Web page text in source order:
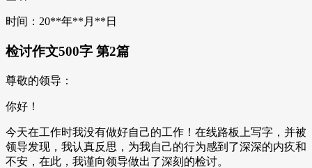
时间：20**年**月**日
检讨作文500字 第2篇
尊敬的领导：
你好！
今天在工作时我没有做好自己的工作！在线路板上写字，并被
领导发现，我认真反思，为我自己的行为感到了深深的内疚和
不安，在此，我谨向领导做出了深刻的检讨。